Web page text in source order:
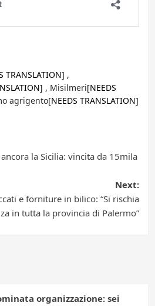
TRANSLATION] ,
, Misilmeri[NEEDS
agrigento[NEEDS TRANSLATION]
la Sicilia: vincita da 15mila
Next:
e forniture in bilico: “Si rischia
in tutta la provincia di Palermo”
organizzazione: sei